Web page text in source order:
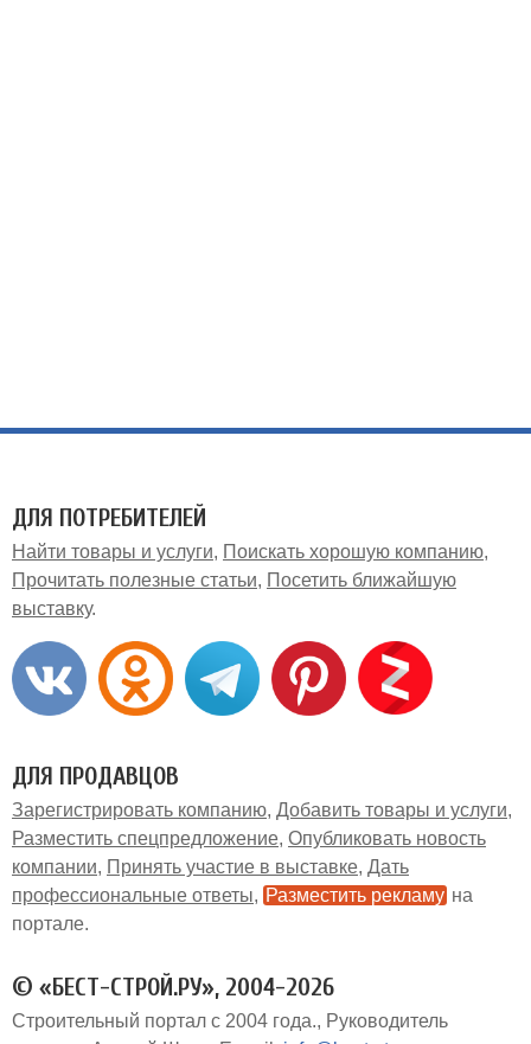
ДЛЯ ПОТРЕБИТЕЛЕЙ
Найти товары и услуги
Поискать хорошую компанию
Прочитать полезные статьи
Посетить ближайшую
выставку
ДЛЯ ПРОДАВЦОВ
Зарегистрировать компанию Добавить товары и услуги
Разместить спецпредложение Опубликовать новость
компании
Принять участие в выставке Дать
профессиональные ответы
Разместить рекламу на
портале
© «БЕСТ-СТРОЙ.РУ», 2004-2026
Строительный портал с 2004 года.
Руководитель